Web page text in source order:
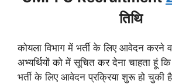
तिथि
कोयला विभाग में भर्ती के लिए आवेदन करने
अभ्यर्थियों को में सूचित कर देना चाहता हूं
भर्ती के लिए आवेदन प्रक्रिया शुरू हो